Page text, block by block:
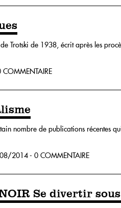
Trotski de 1938, écrit après les
nombre de publications récentes
2014 - 0 COMMENTAIRE
Se divertir